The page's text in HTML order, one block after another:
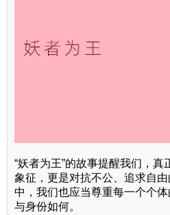
“妖者为王”的故事提醒我们，
象征，更是对抗不公、追求自
中，我们也应当尊重每一个个
与身份如何。